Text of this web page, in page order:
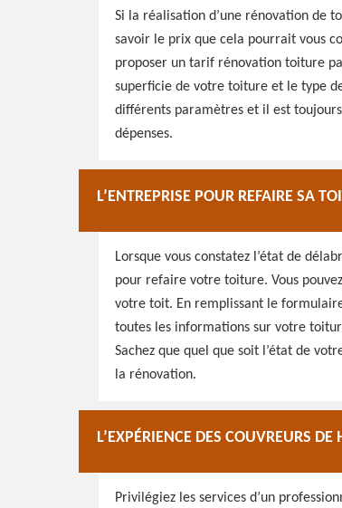
Si la réalisation d’une rénovation de
savoir le prix que cela pourrait vous
proposer un tarif rénovation toiture
superficie de votre toiture et le type
différents paramètres et il est
dépenses.
L’ENTREPRISE POUR REFAIRE SA
Lorsque vous constatez l’état de
pour refaire votre toiture. Vous
votre toit. En remplissant le
toutes les informations sur votre
Sachez que quel que soit l’état de
la rénovation.
L’EXPÉRIENCE DES COUVREURS
Privilégiez les services d’un